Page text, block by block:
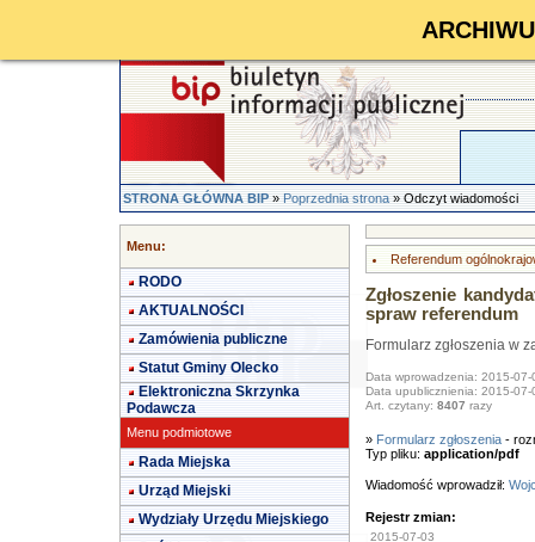
STRONA GŁÓWNA BIP»Poprzednia strona» Odczyt wiadomości
Menu:
RODO
AKTUALNOŚCI
Zamówienia publiczne
Statut Gminy Olecko
Elektroniczna Skrzynka
Podawcza
Menu podmiotowe
Rada Miejska
Urząd Miejski
Wydziały Urzędu Miejskiego
Referendum
Zgłoszenie
spraw referendum
Formularz zgłoszenia w
Data wprowadzenia: 2015-07-
Data upublicznienia: 2015-07-
Art. czytany: 8407 razy
» Formularz zgłoszenia-
Typ pliku: application/pdf
Wiadomość wprowadził:
Rejestr zmian:
2015-07-03